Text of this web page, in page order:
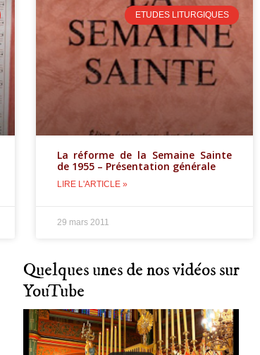
ETUDES LITURGIQUES
La réforme de la Semaine Sainte
de 1955 – Présentation générale
LIRE L'ARTICLE »
29 mars 2011
Quelques unes de nos vidéos sur
YouTube